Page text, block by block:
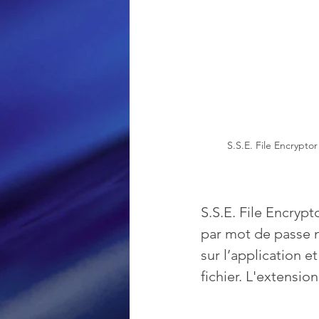
Sécurité
Logiciels les plus
S.S.E. File Encryptor
S.S.E. File
par mot de passe
sur l’application
fichier.